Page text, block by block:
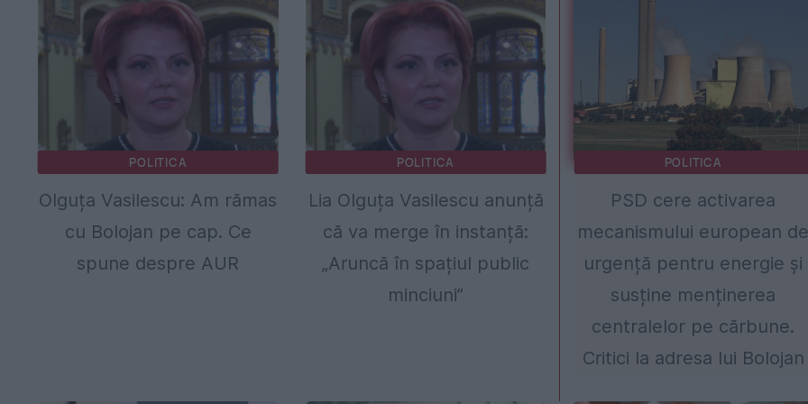
POLITICA
Olguța Vasilescu: Am rămas
cu Bolojan pe cap. Ce
spune despre AUR
POLITICA
Lia Olguța Vasilescu anunță
că va merge în instanță:
„Aruncă în spațiul public
minciuni”
POLITICA
PSD cere activarea
mecanismului european
urgență pentru energie și
susține menținerea
centralelor pe cărbune.
Critici la adresa lui Bolojan